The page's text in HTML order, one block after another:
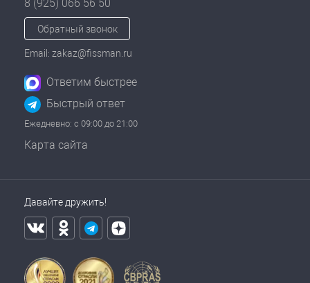
8 (925) 066 56 50
Обратный звонок
Email: zakaz@fissman.ru
Ответим быстрее
Быстрый ответ
Ежедневно: с 09:00 до 21:00
Карта сайта
Давайте дружить!